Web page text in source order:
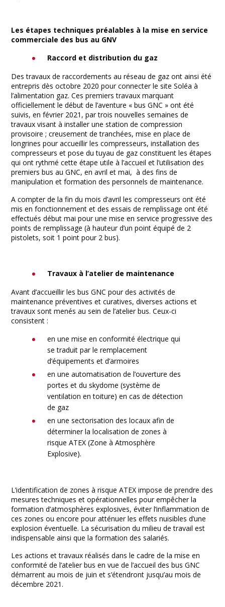
Les étapes techniques préalables à la mise en service
commerciale des bus au GNV
Raccord et distribution du gaz
Des travaux de raccordements au réseau de gaz ont ainsi été
entrepris dès octobre 2020 pour connecter le site Soléa à
l’alimentation gaz. Ces premiers travaux marquant
officiellement le début de l’aventure « bus GNC » ont été
suivis, en février 2021, par trois nouvelles semaines de
travaux visant à installer une station de compression
provisoire ; creusement de tranchées, mise en place de
longrines pour accueillir les compresseurs, installation des
compresseurs et pose du tuyau de gaz constituent les étapes
qui ont rythmé cette étape utile à l’accueil et l’utilisation des
premiers bus au GNC, en avril et mai, à des fins de
manipulation et formation des personnels de maintenance.
A compter de la fin du mois d’avril les compresseurs ont été
mis en fonctionnement et des essais de remplissage ont été
effectués début mai pour une mise en service progressive des
points de remplissage (à hauteur d’un point équipé de 2
pistolets, soit 1 point pour 2 bus).
Travaux à l’atelier de maintenance
Avant d’accueillir les bus GNC pour des activités de
maintenance préventives et curatives, diverses actions et
travaux sont menés au sein de l’atelier bus. Ceux-ci
consistent :
en une mise en conformité électrique qui
se traduit par le remplacement
d’équipements et d’armoires
en une automatisation de l’ouverture des
portes et du skydome (système de
ventilation en toiture) en cas de détection
de gaz
en une sectorisation des locaux afin de
déterminer la localisation de zones à
risque ATEX (Zone à Atmosphère
Explosive).
L’identification de zones à risque ATEX impose de prendre des
mesures techniques et opérationnelles pour empêcher la
formation d’atmosphères explosives, éviter l’inflammation de
ces zones ou encore pour atténuer les effets nuisibles d’une
explosion éventuelle. La sécurisation du milieu de travail est
indispensable ainsi que la formation des salariés.
Les actions et travaux réalisés dans le cadre de la mise en
conformité de l’atelier bus en vue de l’accueil des bus GNC
démarrent au mois de juin et s’étendront jusqu’au mois de
décembre 2021.